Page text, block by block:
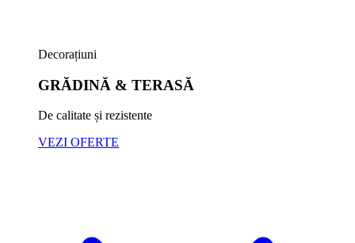
Decorațiuni
GRĂDINĂ & TERASĂ
De calitate și rezistente
VEZI OFERTE